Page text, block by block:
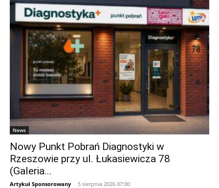
News
Nowy Punkt Pobrań Diagnostyki w
Rzeszowie przy ul. Łukasiewicza 78
(Galeria...
Artykuł Sponsorowany - 5 sierpnia 2026 07:00